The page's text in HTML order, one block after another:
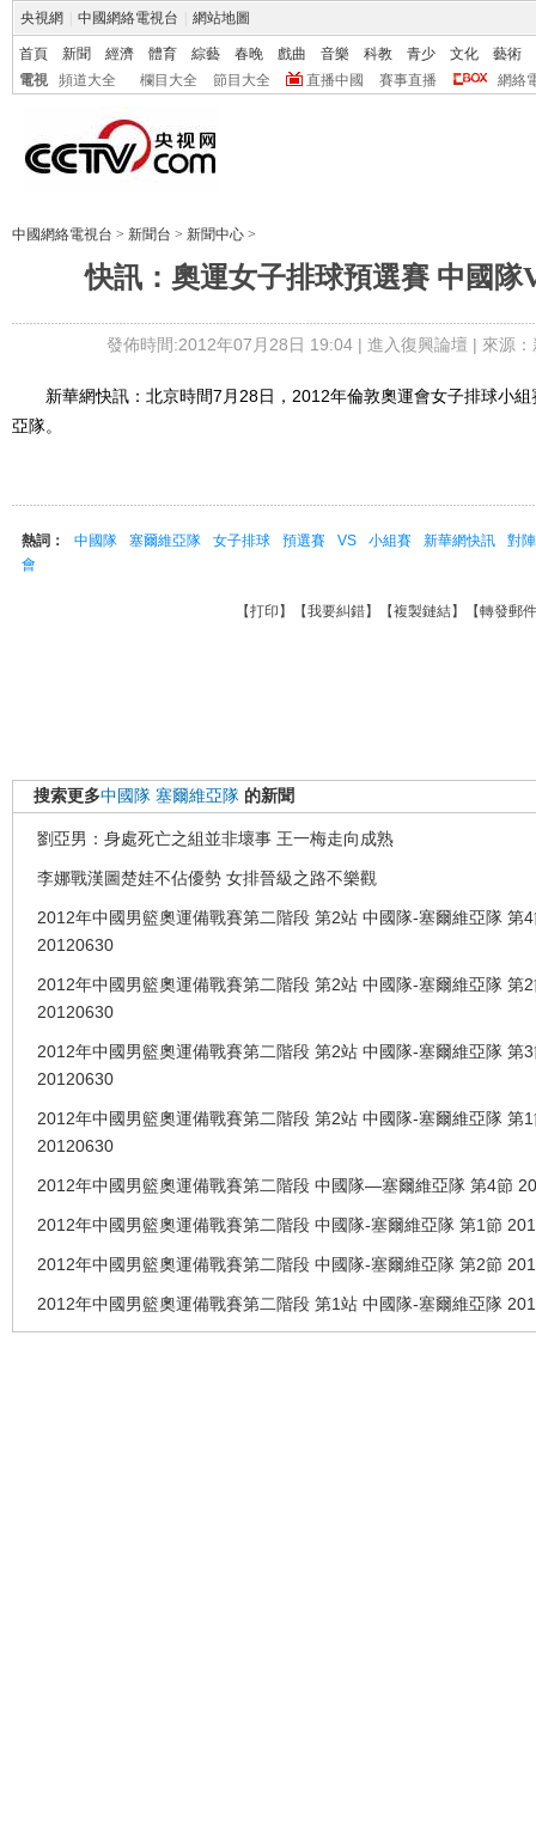
央視網 中國網絡電視台 網站地圖
首頁 新聞 經濟 體育 綜藝 春晚 戲曲 音樂 科教 青少 文化
藝術
電視
頻道大全 欄目大全 節目大全 直播中國 賽事直播 網絡
中國網絡電視台 > 新聞台 > 新聞中心 >
快訊：奧運女子排球預選賽 中國隊
發佈時間:2012年07月28日 19:04 | 進入復興論壇 | 來源
新華網快訊：北京時間7月28日，2012年倫敦奧運會女子排球小組
亞隊。
熱詞： 中國隊 塞爾維亞隊 女子排球 預選賽 VS 小組賽 新華網快訊
對陣
會
【打印 】【我要糾錯】【複製鏈結】【轉發郵件
搜索更多中國隊 塞爾維亞隊 的新聞
劉亞男：身處死亡之組並非壞事 王一梅走向成熟
李娜戰漢圖楚娃不佔優勢 女排晉級之路不樂觀
2012年中國男籃奧運備戰賽第二階段 第2站 中國隊-塞爾維亞隊 第
20120630
2012年中國男籃奧運備戰賽第二階段 第2站 中國隊-塞爾維亞隊 第
20120630
2012年中國男籃奧運備戰賽第二階段 第2站 中國隊-塞爾維亞隊 第
20120630
2012年中國男籃奧運備戰賽第二階段 第2站 中國隊-塞爾維亞隊 第
20120630
2012年中國男籃奧運備戰賽第二階段 中國隊—塞爾維亞隊 第4節
2012年中國男籃奧運備戰賽第二階段 中國隊-塞爾維亞隊 第1節
2012年中國男籃奧運備戰賽第二階段 中國隊-塞爾維亞隊 第2節
2012年中國男籃奧運備戰賽第二階段 第1站 中國隊-塞爾維亞隊